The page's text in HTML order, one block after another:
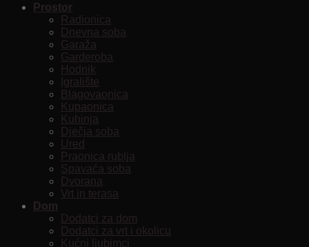
Prostor
Radionica
Dnevna soba
Garaža
Garderoba
Hodnik
Igralište
Blagovaonica
Kupaonica
Kuhinja
Dječja soba
Ured
Praonica rublja
Spavaća soba
Dvorana
Vrt in terasa
Dom
Dodatci za dom
Dodatci za vrt i okolicu
Kućni ljubimci